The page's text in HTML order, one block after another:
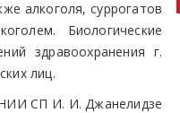
алкоголя, суррогатов
Биологические
здравоохранения г.
лиц.
НИИ СП И. И. Джанелидзе